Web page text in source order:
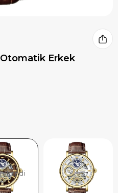
Otomatik Erkek